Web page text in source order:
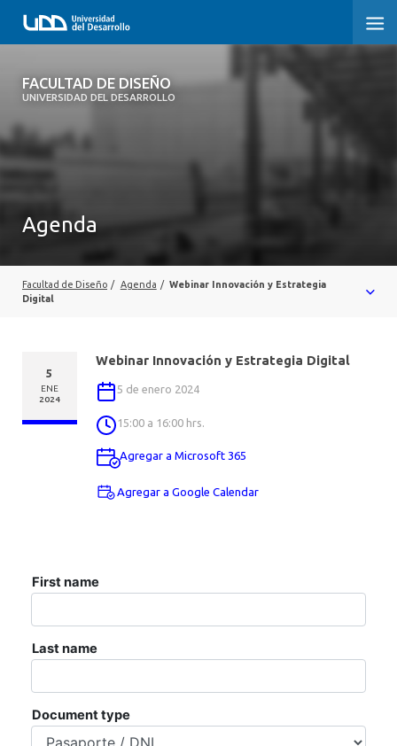
FACULTAD DE DISEÑO
UNIVERSIDAD DEL DESARROLLO
FACULTAD DE DISEÑO
INICIO
INVESTIGACIÓN
AGENDA
Agenda
Facultad de Diseño / Agenda / Webinar Innovación y Estrategia
Digital
Webinar Innovación y Estrategia Digital
5 de enero 2024
15:00 a 16:00 hrs.
Agregar a Microsoft 365
Agregar a Google Calendar
5
ENE
2024